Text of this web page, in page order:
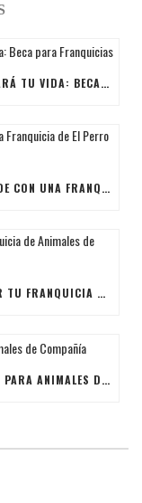
LA OPORTUNIDAD NAVIDEÑA QUE CAMBIARÁ TU VIDA: BECA PARA FRANQUICIAS
ESTE AÑO, REGÁLATE UN SUEÑO: EMPRENDE CON UNA FRANQUICIA DE EL PERRO FELIZ
ÚLTIMAS BECAS NAVIDEÑAS PARA LANZAR TU FRANQUICIA DE ANIMALES DE COMPAÑÍA
TENDENCIAS DEL MERCADO DE SERVICIOS PARA ANIMALES DE COMPAÑÍA